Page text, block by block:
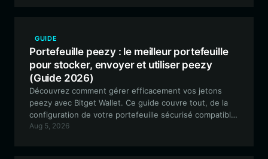
GUIDE
Portefeuille peezy : le meilleur portefeuille
pour stocker, envoyer et utiliser peezy
(Guide 2026)
Découvrez comment gérer efficacement vos jetons
peezy avec Bitget Wallet. Ce guide couvre tout, de la
configuration de votre portefeuille sécurisé compatible
EVM à l'engagement au sein de la communauté et à la
Aug 5, 2026